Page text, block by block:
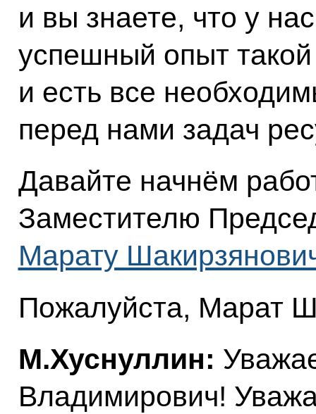
и вы знаете, что у
успешный опыт
и есть все
перед нами задач
Давайте начнём
Заместителю
Марату
Пожалуйста, Марат
М.Хуснуллин:
Владимирович!